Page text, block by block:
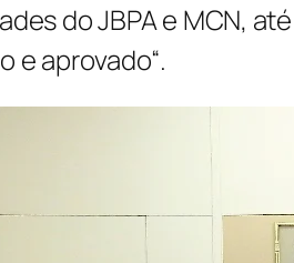
do JBPA e MCN,
e aprovado“.